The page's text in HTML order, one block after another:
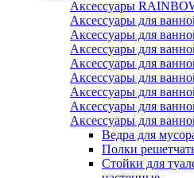
Аксессуары
Аксессуары для
Аксессуары для
Аксессуары для
Аксессуары для
Аксессуары для
Аксессуары для
Аксессуары для
Аксессуары для
Ведра для
Полки
Стойки для